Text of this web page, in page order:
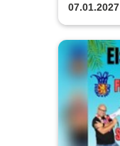
07.01.2027